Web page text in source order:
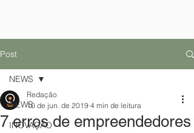
Post
NEWS
INOVAÇÃO
NEWS
7 erros de empreendedores
Redação
10 de jun. de 2019 4 min de leitura